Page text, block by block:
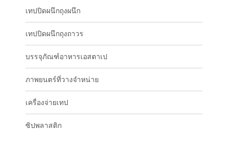
เทปปิดผนึกถุงผนึก
เทปปิดผนึกถุงถาวร
บรรจุภัณฑ์อาหารเอสตาเป
ภาพยนตร์ที่วางจำหน่าย
เครื่องจ่ายเทป
ซิปพลาสติก